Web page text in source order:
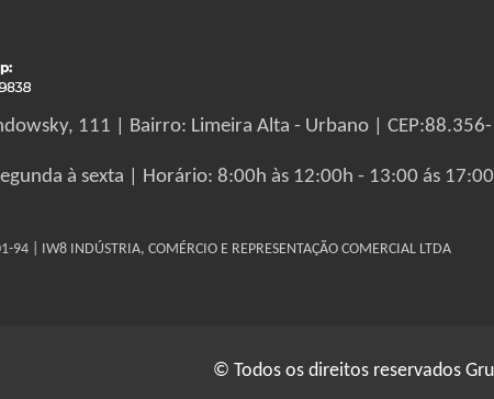
111 | Bairro: Limeira Alta - Urbano |
à sexta | Horário: 8:00h às 12:00h - 13:00 ás
94 | IW8 INDÚSTRIA, COMÉRCIO E REPRESENTAÇÃO COMERCIAL LTDA
© Todos os direitos reservados